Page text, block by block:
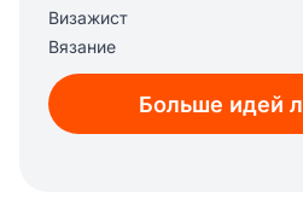
Визажист
Вязание
Гостиница, отель
Графический дизайн
Группа
Больше идей